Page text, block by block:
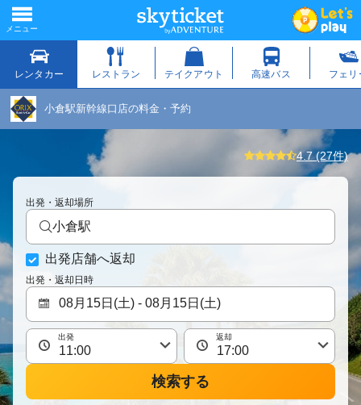
小倉駅新幹線口店の料金・予約
4.7 (27件)
出発・返却場所
小倉駅
出発店舗へ返却
出発・返却日時
出発 返却
検索する